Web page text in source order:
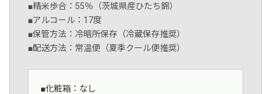
■精米歩合：55％（茨城県産ひたち錦）
■アルコール：17度
■保管方法：冷暗所保存（冷蔵保存推奨）
■配送方法：常温便（夏季クール便推奨）
■化粧箱：なし